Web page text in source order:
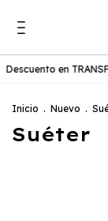
Descuento en
Inicio . Nuevo .
Suéter